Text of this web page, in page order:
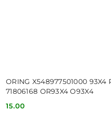
ORING X548977501000 93X4
71806168 OR93X4 O93X4
Cena:
15.00